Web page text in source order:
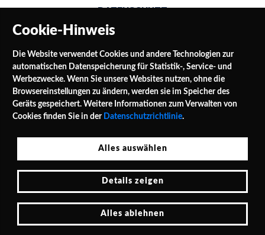
Cookie-Hinweis
Die Website verwendet Cookies und andere Technologien zur
automatischen Datenspeicherung für Statistik-, Service- und
Werbezwecke. Wenn Sie unsere Websites nutzen, ohne die
Browsereinstellungen zu ändern, werden sie im Speicher des
Geräts gespeichert. Weitere Informationen zum Verwalten von
Cookies finden Sie in der Datenschutzrichtlinie.
Alles auswählen
Details zeigen
Alles ablehnen
DATENSCHUTZ
SOCIAL MEDIA
Jałowocowa Str. 3
PL 62-040 Puszczykowo Polen / Polska
E-Mail: shop@leinwande24.de